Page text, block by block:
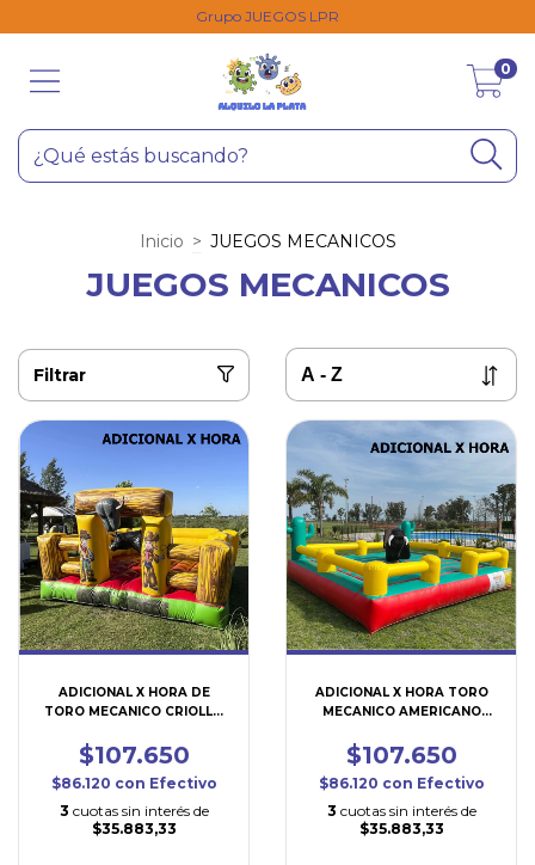
Grupo JUEGOS LPR
0
Inicio > JUEGOS MECANICOS
JUEGOS MECANICOS
Filtrar
ADICIONAL X HORA DE
TORO MECANICO CRIOLLO
$107.650
$86.120 con Efectivo
3 cuotas sin interés de
$35.883,33
ADICIONAL X HORA TORO
MECANICO AMERICANO
$107.650
$86.120 con Efectivo
3 cuotas sin interés de
$35.883,33